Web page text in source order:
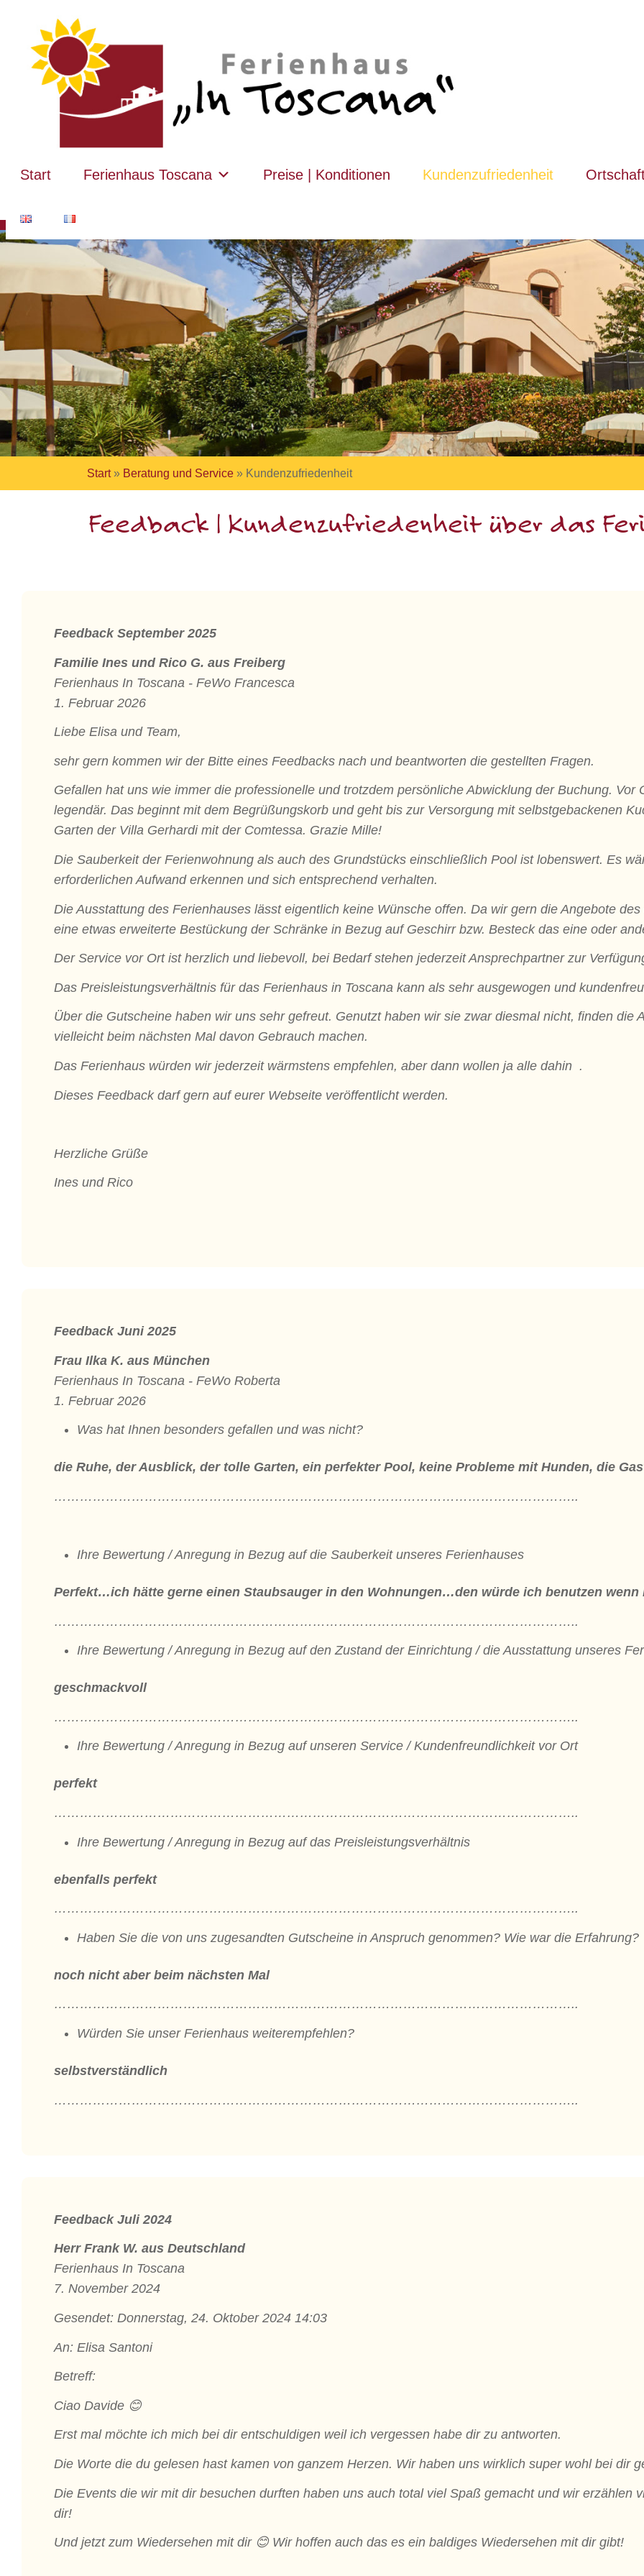
Start Ferienhaus Toscana Preise | Konditionen Kundenzufriedenheit
Start» Beratung und Service» Kundenzufriedenheit
Feedback | Kundenzufriedenheit über das
Feedback September 2025
Familie Ines und Rico G. aus Freiberg
Ferienhaus In Toscana - FeWo Francesca
1. Februar 2026
Liebe Elisa und Team,
sehr gern kommen wir der Bitte eines Feedbacks nach und beantworten die gestellten Fragen.
Gefallen hat uns wie immer die professionelle und trotzdem persönliche Abwicklung der Buchung.
legendär. Das beginnt mit dem Begrüßungskorb und geht bis zur Versorgung mit selbstgebackenen
Garten der Villa Gerhardi mit der Comtessa. Grazie Mille!
Die Sauberkeit der Ferienwohnung als auch des Grundstücks einschließlich Pool ist lobenswert. Es
erforderlichen Aufwand erkennen und sich entsprechend verhalten.
Die Ausstattung des Ferienhauses lässt eigentlich keine Wünsche offen. Da wir gern die Angebote
eine etwas erweiterte Bestückung der Schränke in Bezug auf Geschirr bzw. Besteck das eine oder
Der Service vor Ort ist herzlich und liebevoll, bei Bedarf stehen jederzeit Ansprechpartner zur
Das Preisleistungsverhältnis für das Ferienhaus in Toscana kann als sehr ausgewogen und
Über die Gutscheine haben wir uns sehr gefreut. Genutzt haben wir sie zwar diesmal nicht, finden die
vielleicht beim nächsten Mal davon Gebrauch machen.
Das Ferienhaus würden wir jederzeit wärmstens empfehlen, aber dann wollen ja alle dahin .
Dieses Feedback darf gern auf eurer Webseite veröffentlicht werden.
Herzliche Grüße
Ines und Rico
Feedback Juni 2025
Frau Ilka K. aus München
Ferienhaus In Toscana - FeWo Roberta
1. Februar 2026
Was hat Ihnen besonders gefallen und was nicht?
die Ruhe, der Ausblick, der tolle Garten, ein perfekter Pool, keine Probleme mit Hunden, die
…………………………………………………………………………………………………………..
Ihre Bewertung / Anregung in Bezug auf die Sauberkeit unseres Ferienhauses
Perfekt…ich hätte gerne einen Staubsauger in den Wohnungen…den würde ich benutzen wenn
…………………………………………………………………………………………………………..
Ihre Bewertung / Anregung in Bezug auf den Zustand der Einrichtung / die Ausstattung unseres
geschmackvoll
…………………………………………………………………………………………………………..
Ihre Bewertung / Anregung in Bezug auf unseren Service / Kundenfreundlichkeit vor Ort
perfekt
…………………………………………………………………………………………………………..
Ihre Bewertung / Anregung in Bezug auf das Preisleistungsverhältnis
ebenfalls perfekt
…………………………………………………………………………………………………………..
Haben Sie die von uns zugesandten Gutscheine in Anspruch genommen? Wie war die Erfahrung?
noch nicht aber beim nächsten Mal
…………………………………………………………………………………………………………..
Würden Sie unser Ferienhaus weiterempfehlen?
selbstverständlich
…………………………………………………………………………………………………………..
Feedback Juli 2024
Herr Frank W. aus Deutschland
Ferienhaus In Toscana
7. November 2024
Gesendet: Donnerstag, 24. Oktober 2024 14:03
An: Elisa Santoni
Betreff:
Ciao Davide 😊
Erst mal möchte ich mich bei dir entschuldigen weil ich vergessen habe dir zu antworten.
Die Worte die du gelesen hast kamen von ganzem Herzen. Wir haben uns wirklich super wohl bei dir
Die Events die wir mit dir besuchen durften haben uns auch total viel Spaß gemacht und wir erzählen
dir!
Und jetzt zum Wiedersehen mit dir 😊 Wir hoffen auch das es ein baldiges Wiedersehen mit dir gibt!